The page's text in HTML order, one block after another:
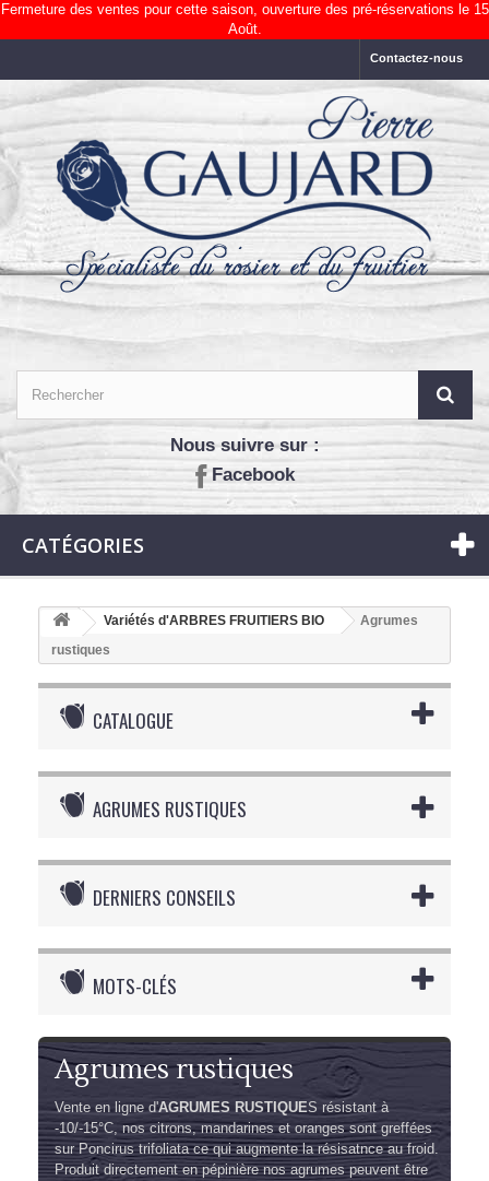
Fermeture des ventes pour cette saison, ouverture des pré-réservations le 15
Août.
Contactez-nous
Nous suivre sur :
Facebook
CATÉGORIES
Variétés d'ARBRES FRUITIERS BIO
Agrumes
rustiques
CATALOGUE
AGRUMES RUSTIQUES
DERNIERS CONSEILS
MOTS-CLÉS
Agrumes rustiques
Vente en ligne d'AGRUMES RUSTIQUES résistant à
-10/-15°C, nos citrons, mandarines et oranges sont greffées
sur Poncirus trifoliata ce qui augmente la résisatnce au froid.
Produit directement en pépinière nos agrumes peuvent être